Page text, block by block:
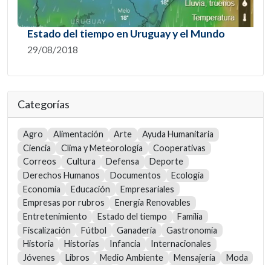
Estado del tiempo en Uruguay y el Mundo
29/08/2018
Categorías
Agro Alimentación Arte
Ayuda Humanitaria
Ciencia
Clima y Meteorología
Cooperativas
Correos
Cultura Defensa
Deporte
Derechos Humanos
Documentos
Ecología
Economía
Educación
Empresariales
Empresas por rubros
Energía Renovables
Entretenimiento
Estado del tiempo
Familia
Fiscalización
Fútbol Ganadería
Gastronomía
Historia
Historias Infancia
Internacionales
Jóvenes
Libros Medio Ambiente Mensajería
Moda